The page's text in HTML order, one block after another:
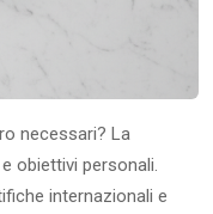
necessari? La
obiettivi personali.
internazionali e